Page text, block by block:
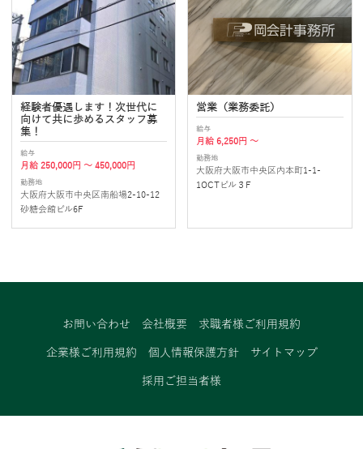
経験者優遇します！次世代に
向けて共に歩めるスタッフ募
集！
給与
月給 250,000円 ～ 450,000円
勤務地
大阪府大阪市中央区南船場2-10-12
砂糖会館ビル6F
営業（業務委託）
給与
月給 6,250円 ～
勤務地
大阪府大阪市中央区内本町1-1-
1OCTビル３F
お問い合わせ 会社概要 求職者様ご利用規約
企業様ご利用規約 個人情報保護方針 サイトマップ
採用ご担当者様